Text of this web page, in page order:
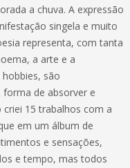
a chuva. A expressão
singela e muito
representa, com tanta
a arte e a
são
forma de absorver e
criei 15 trabalhos com a
em um álbum de
e sensações,
e tempo, mas todos